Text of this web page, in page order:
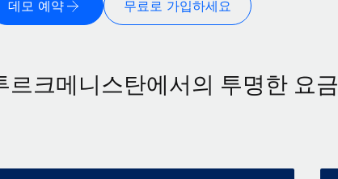
데모 예약 무료로 가입하세요
르크메니스탄에서의 투명한 요금